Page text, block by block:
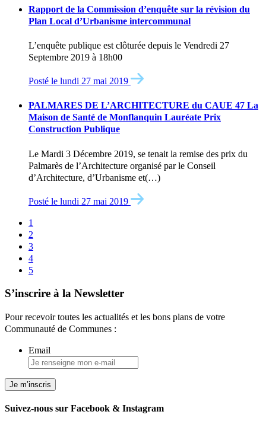
Rapport de la Commission d’enquête sur la révision du
Plan Local d’Urbanisme intercommunal
L’enquête publique est clôturée depuis le Vendredi 27
Septembre 2019 à 18h00
Posté le lundi 27 mai 2019
PALMARES DE L’ARCHITECTURE du CAUE 47 La
Maison de Santé de Monflanquin Lauréate Prix
Construction Publique
Le Mardi 3 Décembre 2019, se tenait la remise des prix du
Palmarès de l’Architecture organisé par le Conseil
d’Architecture, d’Urbanisme et(…)
Posté le lundi 27 mai 2019
1
2
3
4
5
S’inscrire à la Newsletter
Pour recevoir toutes les actualités et les bons plans de votre
Communauté de Communes :
Email
Suivez-nous sur Facebook & Instagram